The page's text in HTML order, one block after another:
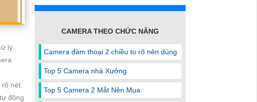
lý
nét.
động
CAMERA THEO CHỨC NĂNG
Camera đàm thoại 2 chiều to rõ nên dùng
Top 5 Camera nhà Xưởng
Top 5 Camera 2 Mắt Nên Mua